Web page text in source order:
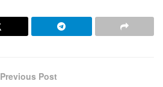
Previous Post